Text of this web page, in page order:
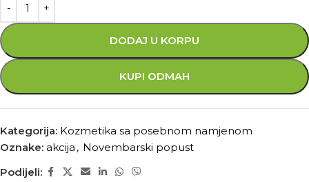
DODAJ U KORPU
KUPI ODMAH
Kategorija: Kozmetika sa posebnom namjenom
Oznake: akcija , Novembarski popust
Podijeli: